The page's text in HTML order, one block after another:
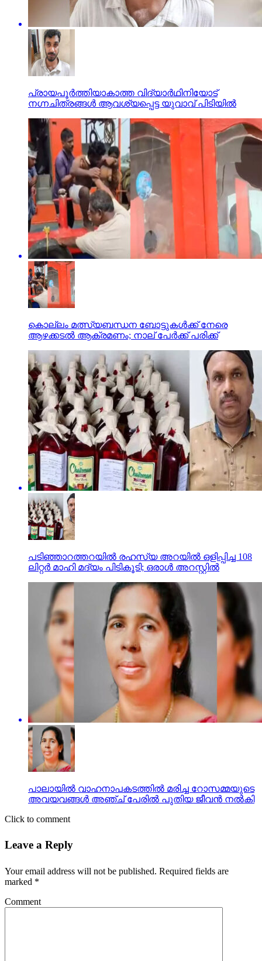
പ്രായപൂര്‍ത്തിയാകാത്ത വിദ്യാര്‍ഥിനിയോട്
നഗ്നചിത്രങ്ങള്‍ ആവശ്യപ്പെട്ട യുവാവ് പിടിയില്‍
കൊല്ലം മത്സ്യബന്ധന ബോട്ടുകള്‍ക്ക് നേരെ
ആഴക്കടല്‍ ആക്രമണം; നാല് പേര്‍ക്ക് പരിക്ക്
പടിഞ്ഞാറത്തറയില്‍ രഹസ്യ അറയില്‍ ഒളിപ്പിച്ച 108
ലിറ്റര്‍ മാഹി മദ്യം പിടികൂടി; ഒരാള്‍ അറസ്റ്റില്‍
പാലായില്‍ വാഹനാപകടത്തില്‍ മരിച്ച റോസമ്മയുടെ
അവയവങ്ങള്‍ അഞ്ച് പേരില്‍ പുതിയ ജീവന്‍ നല്‍കി
Click to comment
Leave a Reply
Your email address will not be published. Required fields are
marked *
Comment